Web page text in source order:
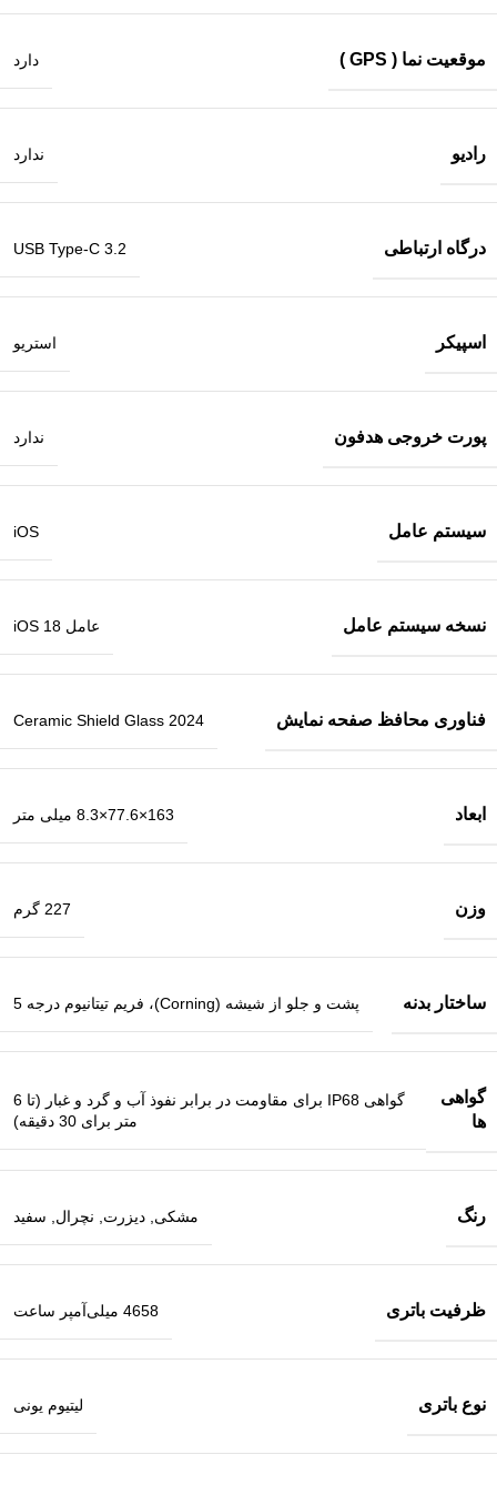
موقعیت نما ( GPS ) دارد
رادیو ندارد
درگاه ارتباطی USB Type-C 3.2
اسپیکر استریو
پورت خروجی هدفون ندارد
سیستم عامل iOS
نسخه سیستم عامل عامل iOS 18
فناوری محافظ صفحه نمایش Ceramic Shield Glass 2024
ابعاد 163×77.6×8.3 میلی‌ متر
وزن 227 گرم
ساختار بدنه پشت و جلو از شیشه (Corning)، فریم تیتانیوم درجه 5
گواهی
ها
گواهی IP68 برای مقاومت در برابر نفوذ آب و گرد و غبار (تا 6
متر برای 30 دقیقه)
رنگ مشکی دیزرت نچرال سفید
ظرفیت باتری 4658 میلی‌آمپر ساعت
نوع باتری لیتیوم یونی